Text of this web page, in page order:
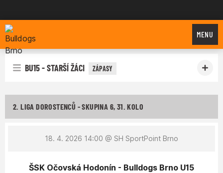
Bulldogs Brno
MENU
BU15 - STARŠÍ ŽÁCI ZÁPASY
2. LIGA DOROSTENCŮ - SKUPINA 6, 31. KOLO
18. 4. 2026 14:00 @ SH SportPoint Brno
ŠSK Očovská Hodonín - Bulldogs Brno U15